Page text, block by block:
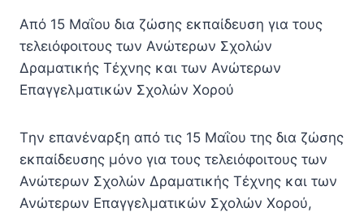
Από 15 Μαΐου δια ζώσης εκπαίδευση για τους
τελειόφοιτους των Ανώτερων Σχολών
Δραματικής Τέχνης και των Ανώτερων
Επαγγελματικών Σχολών Χορού
Tην επανέναρξη από τις 15 Μαΐου της δια ζώσης
εκπαίδευσης μόνο για τους τελειόφοιτους των
Ανώτερων Σχολών Δραματικής Τέχνης και των
Ανώτερων Επαγγελματικών Σχολών Χορού,